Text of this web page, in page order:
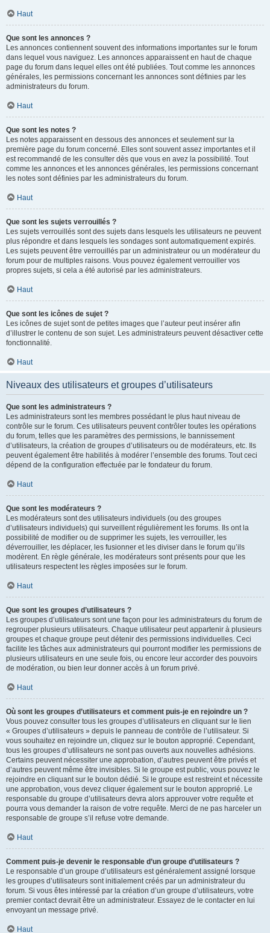
Haut
Que sont les annonces ?
Les annonces contiennent souvent des informations importantes sur le forum
dans lequel vous naviguez. Les annonces apparaissent en haut de chaque
page du forum dans lequel elles ont été publiées. Tout comme les annonces
générales, les permissions concernant les annonces sont définies par les
administrateurs du forum.
Haut
Que sont les notes ?
Les notes apparaissent en dessous des annonces et seulement sur la
première page du forum concerné. Elles sont souvent assez importantes et il
est recommandé de les consulter dès que vous en avez la possibilité. Tout
comme les annonces et les annonces générales, les permissions concernant
les notes sont définies par les administrateurs du forum.
Haut
Que sont les sujets verrouillés ?
Les sujets verrouillés sont des sujets dans lesquels les utilisateurs ne peuvent
plus répondre et dans lesquels les sondages sont automatiquement expirés.
Les sujets peuvent être verrouillés par un administrateur ou un modérateur du
forum pour de multiples raisons. Vous pouvez également verrouiller vos
propres sujets, si cela a été autorisé par les administrateurs.
Haut
Que sont les icônes de sujet ?
Les icônes de sujet sont de petites images que l’auteur peut insérer afin
d’illustrer le contenu de son sujet. Les administrateurs peuvent désactiver cette
fonctionnalité.
Haut
Niveaux des utilisateurs et groupes d’utilisateurs
Que sont les administrateurs ?
Les administrateurs sont les membres possédant le plus haut niveau de
contrôle sur le forum. Ces utilisateurs peuvent contrôler toutes les opérations
du forum, telles que les paramètres des permissions, le bannissement
d’utilisateurs, la création de groupes d’utilisateurs ou de modérateurs, etc. Ils
peuvent également être habilités à modérer l’ensemble des forums. Tout ceci
dépend de la configuration effectuée par le fondateur du forum.
Haut
Que sont les modérateurs ?
Les modérateurs sont des utilisateurs individuels (ou des groupes
d’utilisateurs individuels) qui surveillent régulièrement les forums. Ils ont la
possibilité de modifier ou de supprimer les sujets, les verrouiller, les
déverrouiller, les déplacer, les fusionner et les diviser dans le forum qu’ils
modèrent. En règle générale, les modérateurs sont présents pour que les
utilisateurs respectent les règles imposées sur le forum.
Haut
Que sont les groupes d’utilisateurs ?
Les groupes d’utilisateurs sont une façon pour les administrateurs du forum de
regrouper plusieurs utilisateurs. Chaque utilisateur peut appartenir à plusieurs
groupes et chaque groupe peut détenir des permissions individuelles. Ceci
facilite les tâches aux administrateurs qui pourront modifier les permissions de
plusieurs utilisateurs en une seule fois, ou encore leur accorder des pouvoirs
de modération, ou bien leur donner accès à un forum privé.
Haut
Où sont les groupes d’utilisateurs et comment puis-je en rejoindre un ?
Vous pouvez consulter tous les groupes d’utilisateurs en cliquant sur le lien
« Groupes d’utilisateurs » depuis le panneau de contrôle de l’utilisateur. Si
vous souhaitez en rejoindre un, cliquez sur le bouton approprié. Cependant,
tous les groupes d’utilisateurs ne sont pas ouverts aux nouvelles adhésions.
Certains peuvent nécessiter une approbation, d’autres peuvent être privés et
d’autres peuvent même être invisibles. Si le groupe est public, vous pouvez le
rejoindre en cliquant sur le bouton dédié. Si le groupe est restreint et nécessite
une approbation, vous devez cliquer également sur le bouton approprié. Le
responsable du groupe d’utilisateurs devra alors approuver votre requête et
pourra vous demander la raison de votre requête. Merci de ne pas harceler un
responsable de groupe s’il refuse votre demande.
Haut
Comment puis-je devenir le responsable d’un groupe d’utilisateurs ?
Le responsable d’un groupe d’utilisateurs est généralement assigné lorsque
les groupes d’utilisateurs sont initialement créés par un administrateur du
forum. Si vous êtes intéressé par la création d’un groupe d’utilisateurs, votre
premier contact devrait être un administrateur. Essayez de le contacter en lui
envoyant un message privé.
Haut